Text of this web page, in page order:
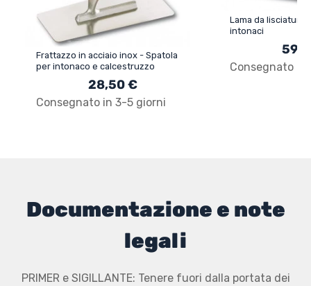
Frattazzo in acciaio inox - Spatola
per intonaco e calcestruzzo
28,50 €
Consegnato in 3-5 giorni
Lama da lisciatura
intonaci
Consegnato in
Documentazione e note
legali
PRIMER e SIGILLANTE: Tenere fuori dalla portata dei